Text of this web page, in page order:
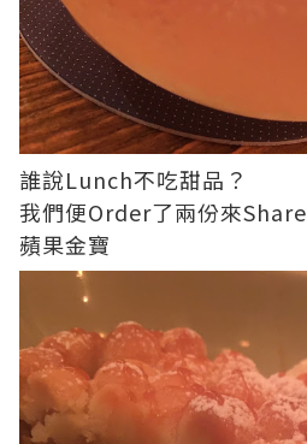
誰說Lunch不吃甜品？
我們便Order了兩份來Share
蘋果金寶